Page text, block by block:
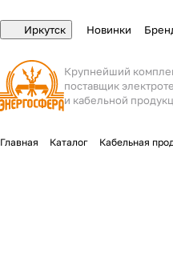
Иркутск Новинки
Крупнейший
поставщик
и кабельной
Главная Каталог Кабельная